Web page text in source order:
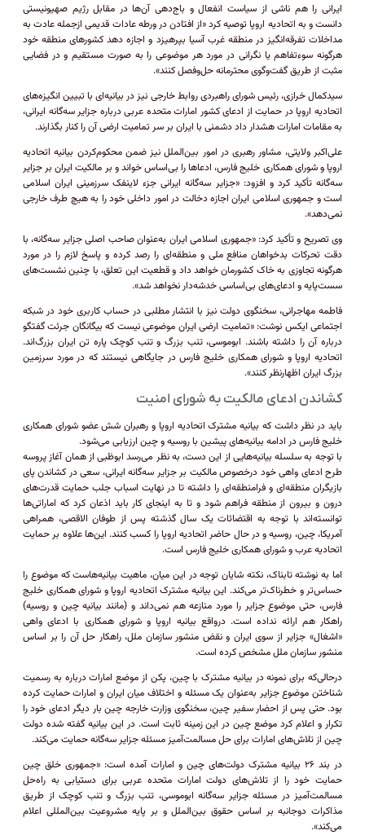
ایرانی را هم ناشی از سیاست انفعال و باج‌دهی آن‌ها در مقابل رژیم صهیونیستی
دانست و به اتحادیه اروپا توصیه کرد «از افتادن در ورطه عادات قدیمی از‌جمله عادت به
مداخلات تفرقه‌انگیز در منطقه غرب آسیا بپرهیزد و اجازه دهد کشور‌های منطقه خود
هرگونه سوءتفاهم یا نگرانی در مورد هر موضوعی را به صورت مستقیم و در فضایی
مثبت از طریق گفت‌وگوی محترمانه حل‌وفصل کنند».
سیدکمال خرازی، رئیس شورای راهبردی روابط خارجی نیز در بیانیه‌ای با تبیین انگیزه‌های
اتحادیه اروپا در حمایت از ادعای کشور امارات متحده عربی درباره جزایر سه‌گانه ایرانی،
به مقامات امارات هشدار داد دشمنی با ایران بر سر تمامیت ارضی آن را کنار بگذارند.
علی‌اکبر ولایتی، مشاور رهبری در امور بین‌الملل نیز ضمن محکوم‌کردن بیانیه اتحادیه
اروپا و شورای همکاری خلیج فارس، ادعا‌ها را بی‌اساس خواند و بر مالکیت ایران بر جزایر
سه‌گانه تأکید کرد و افزود: «جزایر سه‌گانه ایرانی جزء لاینفک سرزمینی ایران اسلامی
است و جمهوری اسلامی ایران اجازه دخالت در امور داخلی خود را به هیچ طرف خارجی
نمی‌دهد».
وی تصریح و تأکید کرد: «جمهوری اسلامی ایران به‌عنوان صاحب اصلی جزایر سه‌گانه، با
دقت تحرکات بدخواهان منافع ملی و منطقه‌ای را رصد کرده و پاسخ لازم را در مورد
هرگونه تجاوزی به خاک کشورمان خواهد داد و قطعیت این تعلق، با چنین نشست‌های
سست‌پایه و ادعای‌های بی‌اساسی خدشه‌دار نخواهد شد».
فاطمه مهاجرانی، سخنگوی دولت نیز با انتشار مطلبی در حساب کاربری خود در شبکه
اجتماعی ایکس نوشت: «‏تمامیت ارضی ایران موضوعی نیست که بیگانگان جرئت گفتگو
درباره آن را داشته باشند. ابوموسی، تنب بزرگ و تنب کوچک پاره تن ایران بزرگ‌اند.
اتحادیه اروپا و شورای همکاری خلیج فارس در جایگاهی نیستند که در مورد سرزمین
بزرگ ایران اظهارنظر کنند».
کشاندن ادعای مالکیت به شورای امنیت‌
باید در نظر داشت که بیانیه مشترک اتحادیه اروپا و رهبران شش عضو شورای همکاری
خلیج فارس در ادامه بیانیه‌های پیشین با روسیه و چین ارزیابی می‌شود.
با توجه به سلسله بیانیه‌هایی از این دست، به نظر می‌رسد ابوظبی از همان آغاز پروسه
طرح ادعای واهی خود در‌خصوص مالکیت بر جزایر سه‌گانه ایرانی، سعی در کشاندن پای
بازیگران منطقه‌ای و فرامنطقه‌ای را داشته تا در نهایت اسباب جلب حمایت قدرت‌های
درون و بیرون از منطقه فراهم شود و تا به اینجای کار باید اذعان کرد که اماراتی‌ها
توانسته‌اند با توجه به اقتضائات یک سال گذشته پس از طوفان الاقصی، همراهی
آمریکا، چین، روسیه و در حال حاضر اتحادیه اروپا را کسب کنند. این‌ها علاوه بر حمایت
اتحادیه عرب و شورای همکاری خلیج فارس است.
اما به نوشته تابناک، نکته شایان توجه در این میان، ماهیت بیانیه‌ها‌ست که موضوع را
حساس‌تر و خطرناک‌تر می‌کند. این بیانیه مشترک اتحادیه اروپا و شورای همکاری خلیج
فارس، حتی موضوع جزایر را مورد منازعه هم نمی‌داند و (مانند بیانیه چین و روسیه)
راهکار هم ارائه نداده است. در‌واقع بیانیه اروپا و شورای همکاری با ادعای واهی
«اشغال» جزایر از سوی ایران و نقض منشور سازمان ملل، راهکار حل آن را بر اساس
منشور سازمان ملل مشخص کرده است.
در‌حالی‌که برای نمونه در بیانیه مشترک با چین، پکن از موضع امارات درباره به رسمیت
شناختن موضوع جزایر به‌عنوان یک مسئله و اختلاف میان ایران و امارات حمایت کرده
بود. حتی پس از احضار سفیر چین، سخنگوی وزارت خارجه چین بار دیگر ادعای خود را
تکرار و اعلام کرد موضع چین در این زمینه ثابت است. در این بیانیه گفته شده دولت
چین از تلاش‌های امارات برای حل مسالمت‌آمیز مسئله جزایر سه‌گانه حمایت می‌کند.
در بند ۲۶ بیانیه مشترک دولت‌های چین و امارات آمده است: «جمهوری خلق چین
حمایت خود را از تلاش‌های دولت امارات متحده عربی برای دستیابی به راه‌حل
مسالمت‌آمیز در مسئله جزایر سه‌گانه ابوموسی، تنب بزرگ و تنب کوچک از طریق
مذاکرات دوجانبه بر اساس حقوق بین‌الملل و بر پایه مشروعیت بین‌المللی اعلام
می‌کند».